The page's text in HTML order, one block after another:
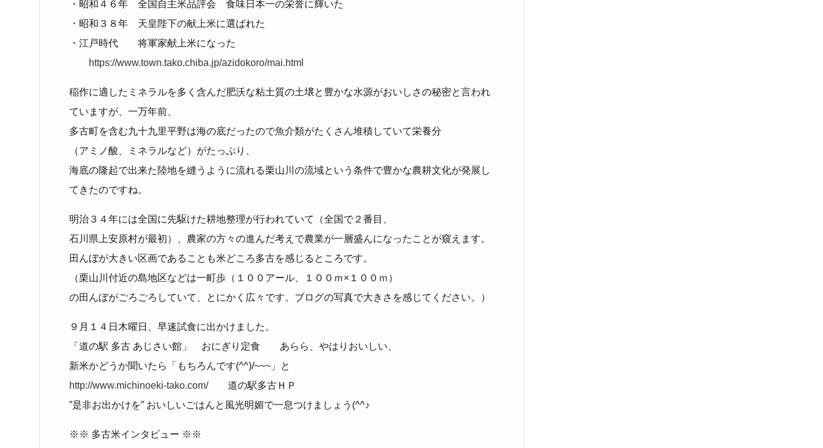
・昭和４６年 全国自主米品評会 食味日本一の栄誉に輝いた
・昭和３８年 天皇陛下の献上米に選ばれた
・江戸時代 将軍家献上米になった
https://www.town.tako.chiba.jp/azidokoro/mai.html
稲作に適したミネラルを多く含んだ肥沃な粘土質の土壌と豊かな水源がおいしさの秘密と言われ
ていますが、一万年前、
多古町を含む九十九里平野は海の底だったので魚介類がたくさん堆積していて栄養分
（アミノ酸、ミネラルなど）がたっぷり、
海底の隆起で出来た陸地を縫うように流れる栗山川の流域という条件で豊かな農耕文化が発展し
てきたのですね。
明治３４年には全国に先駆けた耕地整理が行われていて（全国で２番目、
石川県上安原村が最初）、農家の方々の進んだ考えで農業が一層盛んになったことが窺えます。
田んぼが大きい区画であることも米どころ多古を感じるところです。
（栗山川付近の島地区などは一町歩（１００アール、１００ｍ×１００ｍ）
の田んぼがごろごろしていて、とにかく広々です。ブログの写真で大きさを感じてください。）
９月１４日木曜日、早速試食に出かけました。
「道の駅 多古 あじさい館」 おにぎり定食 あらら、やはりおいしい、
新米かどうか聞いたら「もちろんです(^^)/~~~」と
http://www.michinoeki-tako.com/道の駅多古ＨＰ
”是非お出かけを” おいしいごはんと風光明媚で一息つけましょう(^^♪
※※ 多古米インタビュー ※※